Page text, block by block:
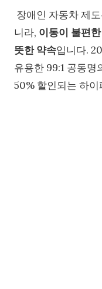
장애인 자동차 제
니라, 이동이 불편
뜻한 약속입니다.
유용한 99:1 공동명
50% 할인되는 하